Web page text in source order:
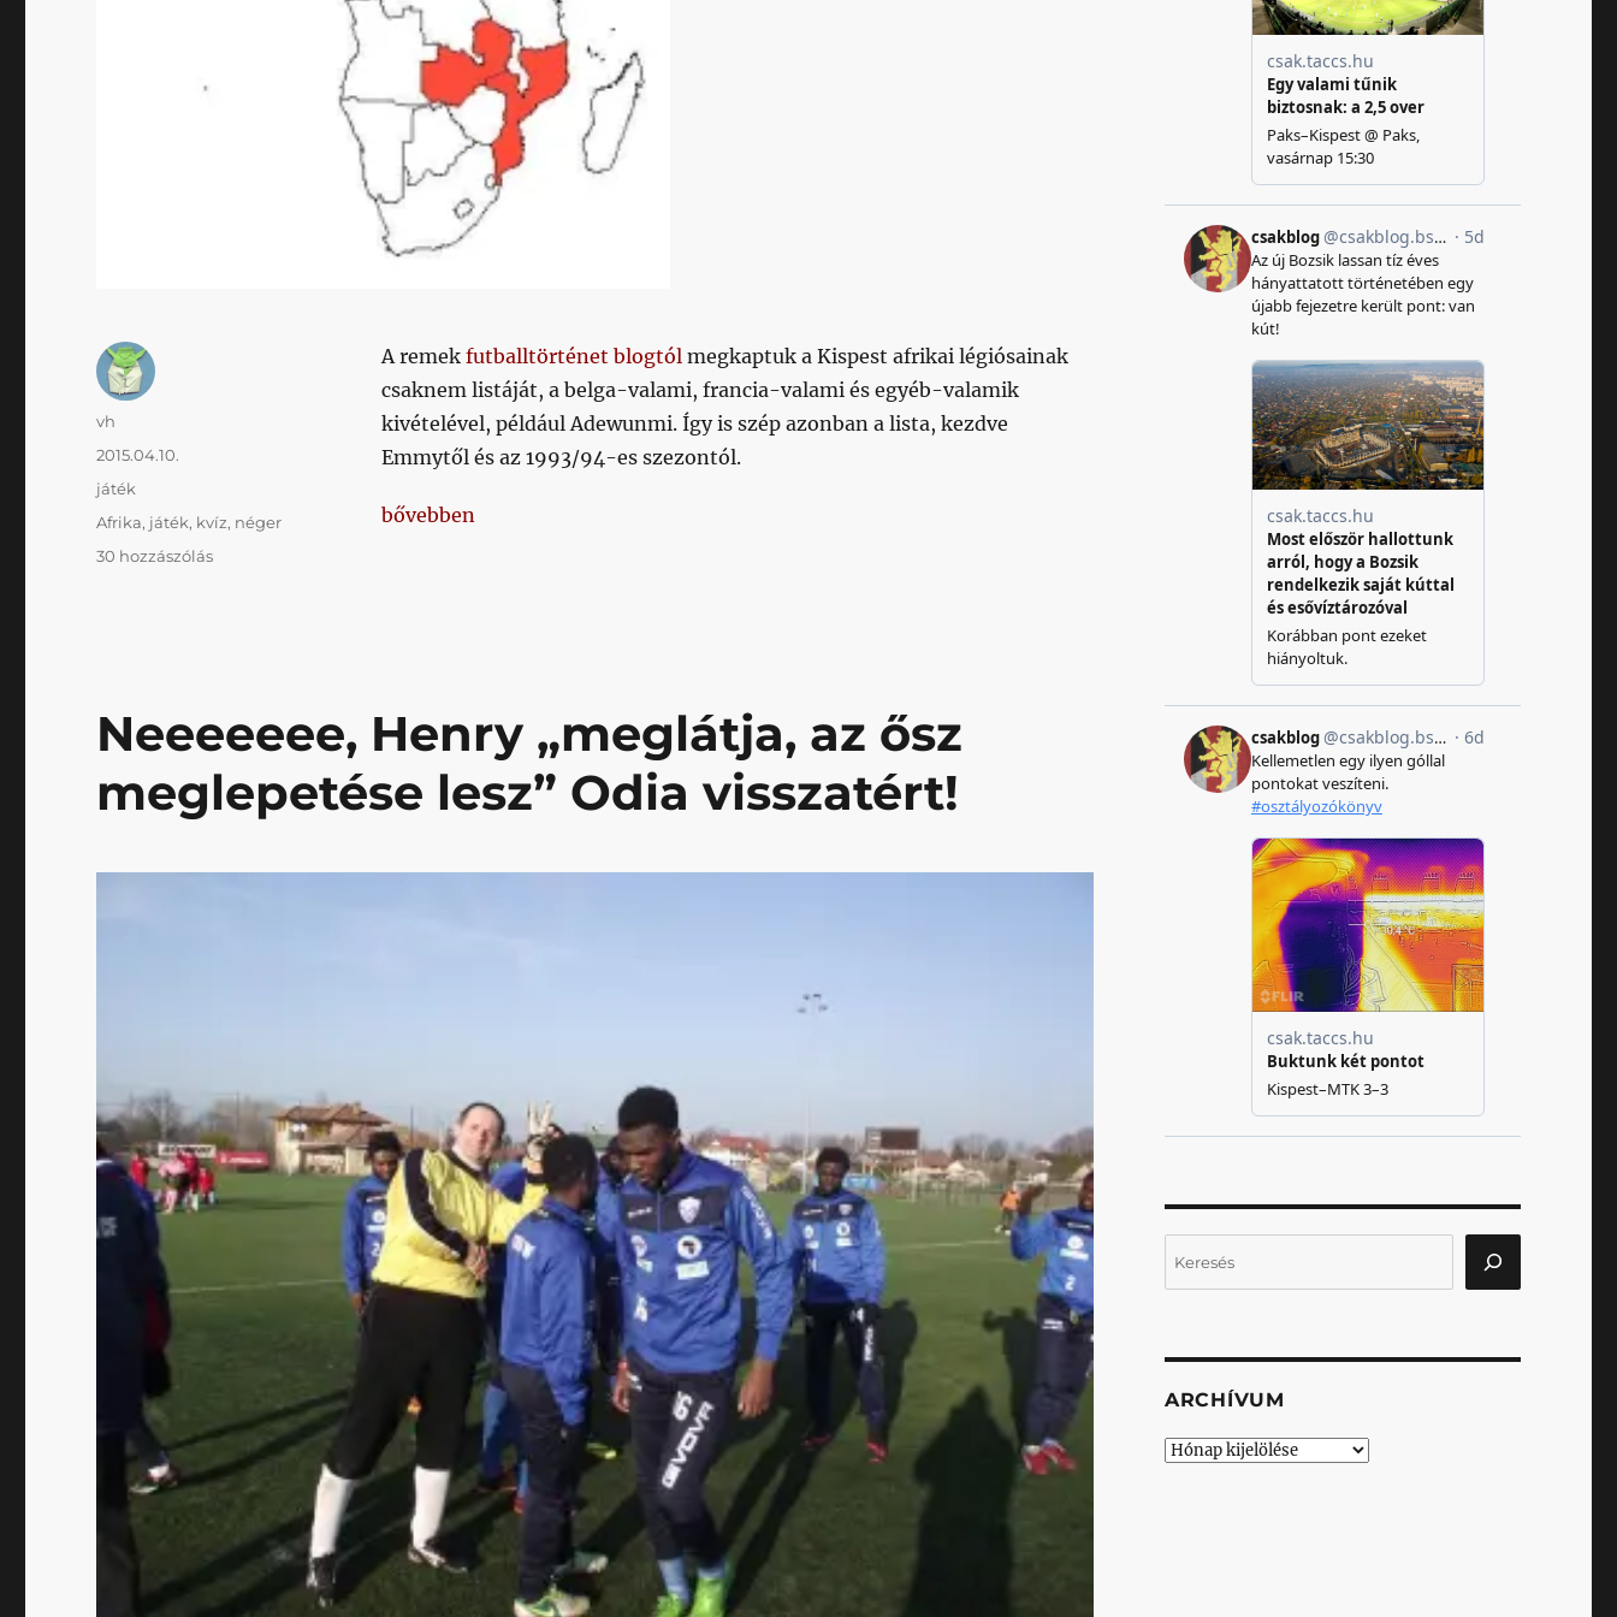
A remek futballtörténet blogtól megkaptuk a Kispest afrikai légiósainak
csaknem listáját, a belga-valami, francia-valami és egyéb-valamik
kivételével, például Adewunmi. Így is szép azonban a lista, kezdve
Emmytől és az 1993/94-es szezontól.
„Itt a Nagy Négerkvíz!”
bővebben
Szerző
vh
Közzétéve
2015.04.10.
Kategória
játék
Címke
Afrika, játék, kvíz, néger
30 hozzászólásItt
Neeeeeee, Henry „meglátja, az ősz
meglepetése lesz” Odia visszatért!
ARCHÍVUM
Archívum